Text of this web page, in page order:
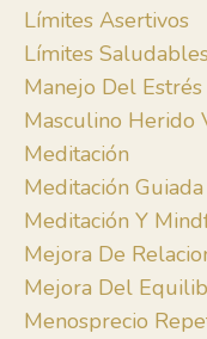
Límites Asertivos
Límites
Manejo Del Estrés
Masculino Herido
Meditación
Meditación Guiada
Meditación Y
Mejora De
Mejora Del
Menosprecio